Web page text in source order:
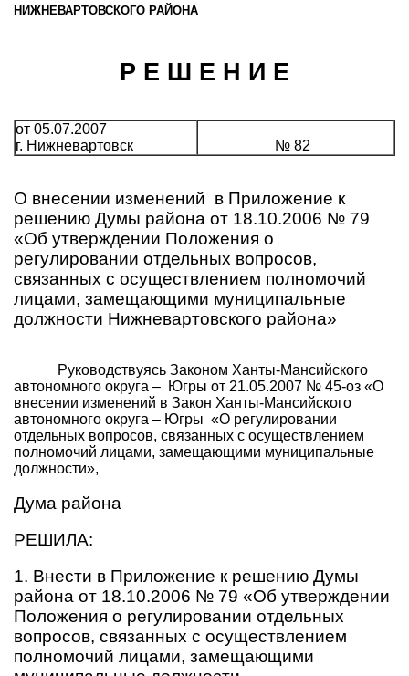
НИЖНЕВАРТОВСКОГО РАЙОНА
Р Е Ш Е Н И Е
от 05.07.2007
г. Нижневартовск
№ 82
О внесении изменений в Приложение к
решению Думы района от 18.10.2006 № 79
«Об утверждении Положения о
регулировании отдельных вопросов,
связанных с осуществлением полномочий
лицами, замещающими муниципальные
должности Нижневартовского района»
Руководствуясь Законом Ханты-Мансийского
автономного округа – Югры от 21.05.2007 № 45-оз «О
внесении изменений в Закон Ханты-Мансийского
автономного округа – Югры «О регулировании
отдельных вопросов, связанных с осуществлением
полномочий лицами, замещающими муниципальные
должности»,
Дума района
РЕШИЛА:
1. Внести в Приложение к решению Думы
района от 18.10.2006 № 79 «Об утверждении
Положения о регулировании отдельных
вопросов, связанных с осуществлением
полномочий лицами, замещающими